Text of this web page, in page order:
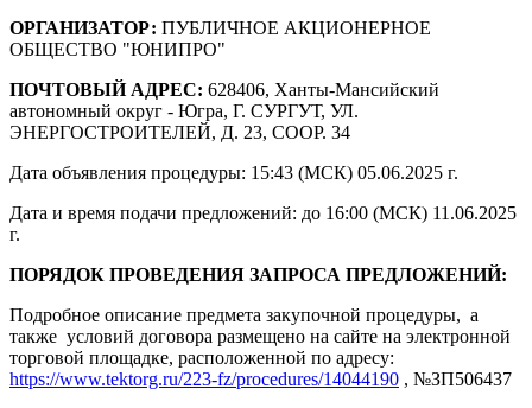
ОРГАНИЗАТОР: ПУБЛИЧНОЕ АКЦИОНЕРНОЕ
ОБЩЕСТВО "ЮНИПРО"
ПОЧТОВЫЙ АДРЕС: 628406, Ханты-Мансийский
автономный округ - Югра, Г. СУРГУТ, УЛ.
ЭНЕРГОСТРОИТЕЛЕЙ, Д. 23, СООР. 34
Дата объявления процедуры: 15:43 (МСК) 05.06.2025 г.
Дата и время подачи предложений: до 16:00 (МСК) 11.06.2025
г.
ПОРЯДОК ПРОВЕДЕНИЯ ЗАПРОСА ПРЕДЛОЖЕНИЙ:
Подробное описание предмета закупочной процедуры, а
также условий договора размещено на сайте на электронной
торговой площадке, расположенной по адресу:
https://www.tektorg.ru/223-fz/procedures/14044190 , №ЗП506437